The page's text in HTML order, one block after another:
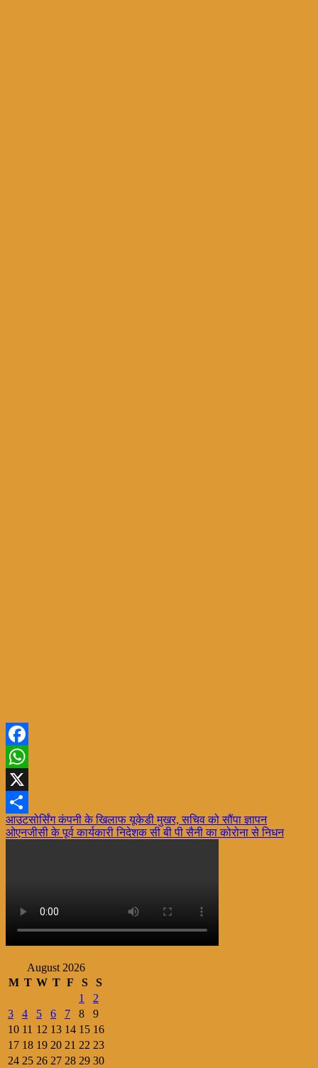
Facebook
WhatsApp
X
Share
Post
navigation
आउटसोर्सिंग कंपनी के खिलाफ यूकेडी मुखर, सचिव को सौंपा ज्ञापन
ओएनजीसी के पूर्व कार्यकारी निदेशक सी बी पी सैनी का कोरोना से निधन
August 2026
M T W T F S
S
1
2
3
4 5 6 7 8
9
10 11 12 13 14 15 16
17 18 19 20 21 22 23
24 25 26 27 28 29 30